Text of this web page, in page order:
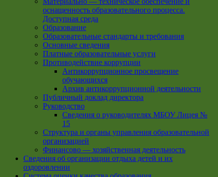
оснащенность образовательного процесса.
Доступная среда
Образование
Образовательные стандарты и требования
Основные сведения
Платные образовательные услуги
Противодействие коррупции
Антикоррупционное просвещение
обучающихся
Архив антикоррупционной деятельности
Публичный доклад директора
Руководство
Cведения о руководителях МБОУ Лицея №
15
Структура и органы управления образовательной
организацией
Финансово — хозяйственная деятельность
Сведения об организации отдыха детей и их
оздоровлении